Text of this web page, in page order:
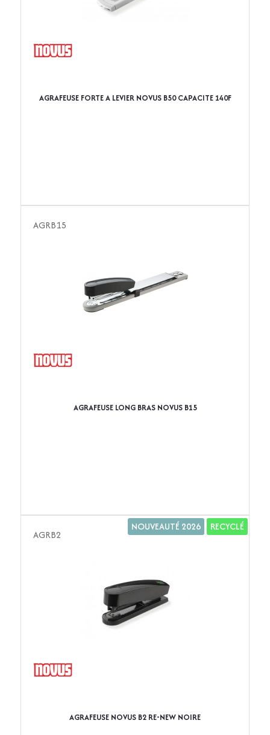
AGRAFEUSE FORTE A LEVIER NOVUS B50 CAPACITE 140F
AGRB15
AGRAFEUSE LONG BRAS NOVUS B15
AGRB2
NOUVEAUTÉ 2026 RECYCLÉ
AGRAFEUSE NOVUS B2 RE-NEW NOIRE